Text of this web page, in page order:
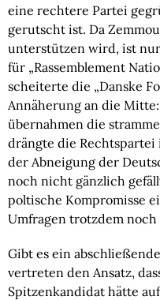
eine rechtere Partei
gerutscht ist. Da
unterstützen wird, ist
für „Rassemblement
scheiterte die „Danske
Annäherung an die
übernahmen die
drängte die Rechtspartei
der Abneigung der
noch nicht gänzlich
poltische Kompromisse
Umfragen trotzdem
Gibt es ein
vertreten den Ansatz,
Spitzenkandidat hätte